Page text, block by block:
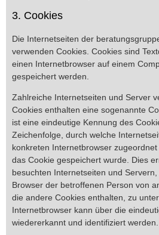
3. Cookies
Die Internetseiten der
verwenden Cookies. Cookies sind
einen Internetbrowser auf einem
gespeichert werden.
Zahlreiche Internetseiten und Server
Cookies enthalten eine sogenannte
ist eine eindeutige Kennung des
Zeichenfolge, durch welche
konkreten Internetbrowser
das Cookie gespeichert wurde. Dies
besuchten Internetseiten und
Browser der betroffenen Person von
die andere Cookies enthalten, zu
Internetbrowser kann über die
wiedererkannt und identifiziert werden.